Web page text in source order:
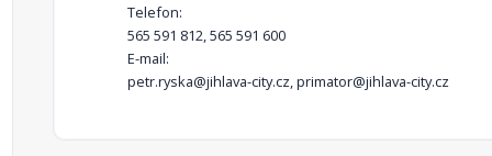
Telefon:
565 591 812, 565 591 600
E-mail:
petr.ryska@jihlava-city.cz, primator@jihlava-city.cz